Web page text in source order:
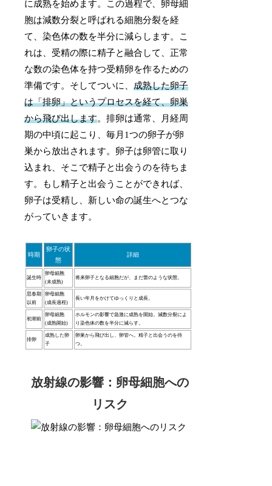
に成熟を始めます。この過程で、卵母細
胞は減数分裂と呼ばれる細胞分裂を経
て、染色体の数を半分に減らします。こ
れは、受精の際に精子と融合して、正常
な数の染色体を持つ受精卵を作るための
準備です。そしてついに、成熟した卵子
は「排卵」というプロセスを経て、卵巣
から飛び出します。排卵は通常、月経周
期の中頃に起こり、毎月1つの卵子が卵
巣から放出されます。卵子は卵管に取り
込まれ、そこで精子と出会うのを待ちま
す。もし精子と出会うことができれば、
卵子は受精し、新しい命の誕生へとつな
がっていきます。
時期
卵子の状
態
詳細
誕生時
卵母細胞
(未成熟)
将来卵子となる細胞だが、まだ蕾のような状態。
思春期
以前
卵母細胞
(成長過程)
長い年月をかけてゆっくりと成長。
初潮前
卵母細胞
(成熟開始)
ホルモンの影響で急激に成熟を開始。減数分裂によ
り染色体の数を半分に減らす。
排卵
成熟した卵
子
卵巣から飛び出し、卵管へ。精子と出会うのを待
つ。
放射線の影響：卵母細胞への
リスク